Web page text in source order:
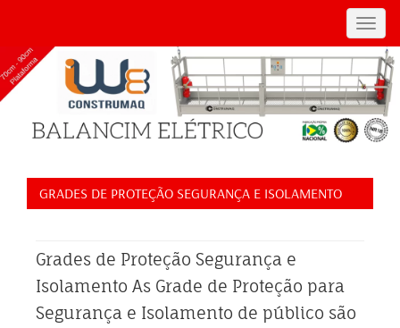
GRADES DE PROTEÇÃO SEGURANÇA E ISOLAMENTO
Grades de Proteção Segurança e
Isolamento As Grade de Proteção para
Segurança e Isolamento de público são